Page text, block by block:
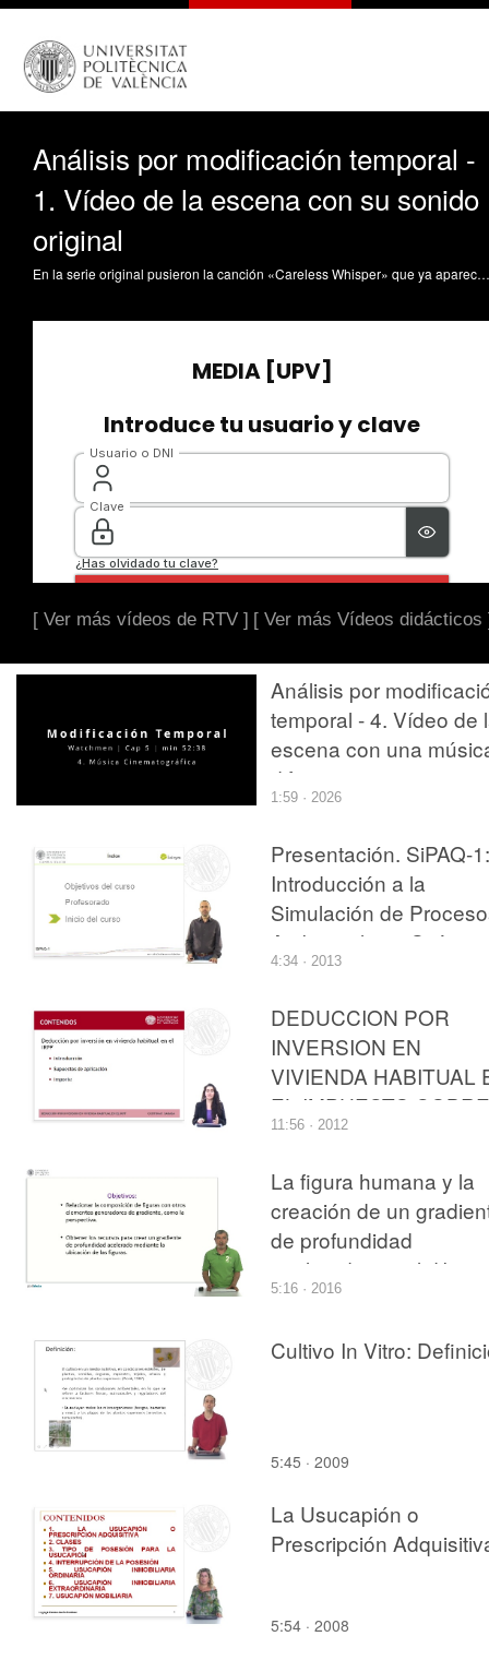
Análisis por modificación temporal -
1. Vídeo de la escena con su sonido
original
En la serie original pusieron la canción «Careless Whisper» que ya apareció anteriormente, la diferencia está en que esta vez suena mucho más clara la vez femenina y la letra predomina tanto que se aprecia claramente la diégesis externa.
[ Ver más vídeos de RTV ] [ Ver más Vídeos didácticos
Análisis por
temporal - 4. Vídeo de
escena con una
diferente
1:59 · 2026
Presentación. SiPAQ-1:
Introducción a la
Simulación de
Ambientales y
con Simulink¿ y Xcos¿
4:34 · 2013
DEDUCCION POR
INVERSION EN
VIVIENDA HABITUAL
EL IMPUESTO SOBRE
LA RENTA DE LAS
11:56 · 2012
La figura humana y la
creación de un
de profundidad
acelerado, en el dibujo
con acuarela de una
5:16 · 2016
Cultivo In Vitro:
5:45 · 2009
La Usucapión o
Prescripción
5:54 · 2008